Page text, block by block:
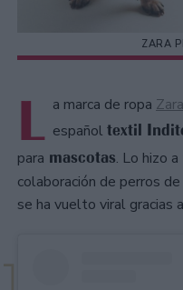
ZARA
L a marca de ropa Zara
español textil
para mascotas. Lo hizo
colaboración de perros
se ha vuelto viral gracias